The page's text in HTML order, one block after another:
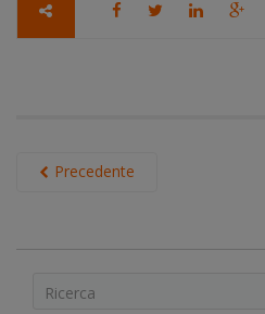
Precedente